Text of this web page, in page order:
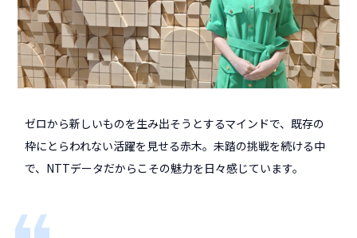
ゼロから新しいものを生み出そうとするマインドで、既存の
枠にとらわれない活躍を見せる赤木。未踏の挑戦を続ける中
で、NTTデータだからこその魅力を日々感じています。